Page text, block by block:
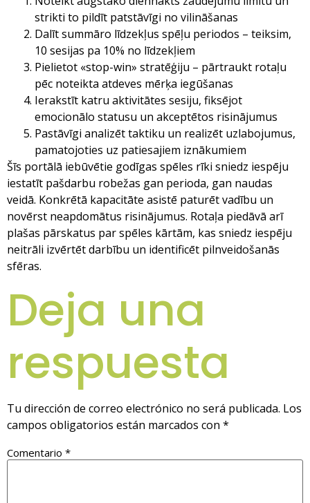
strikti to pildīt patstāvīgi no vilināšanas
Dalīt summāro līdzekļus spēļu periodos – teiksim,
10 sesijas pa 10% no līdzekļiem
Pielietot «stop-win» stratēģiju – pārtraukt rotaļu
pēc noteikta atdeves mērķa iegūšanas
Ierakstīt katru aktivitātes sesiju, fiksējot
emocionālo statusu un akceptētos risinājumus
Pastāvīgi analizēt taktiku un realizēt uzlabojumus,
pamatojoties uz patiesajiem iznākumiem
Šīs portālā iebūvētie godīgas spēles rīki sniedz iespēju
iestatīt pašdarbu robežas gan perioda, gan naudas
veidā. Konkrētā kapacitāte asistē paturēt vadību un
novērst neapdomātus risinājumus. Rotaļa piedāvā arī
plašas pārskatus par spēles kārtām, kas sniedz iespēju
neitrāli izvērtēt darbību un identificēt pilnveidošanās
sfēras.
Deja una
respuesta
Tu dirección de correo electrónico no será publicada. Los
campos obligatorios están marcados con *
Comentario *